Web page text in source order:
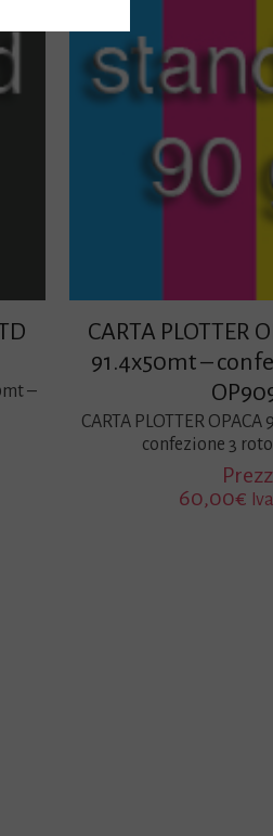
–
CARTA PLOTTER
91.4x50mt –
CARTA PLOTTER
confezione 3
60,00€